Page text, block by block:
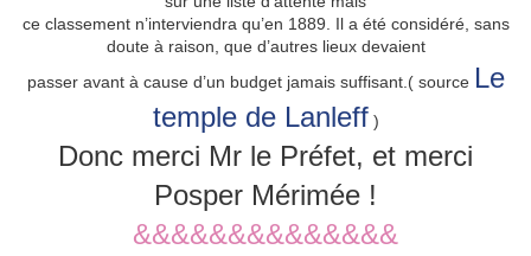
ce classement n’interviendra qu’en 1889. Il a été considéré, sans
doute à raison, que d’autres lieux devaient
passer avant à cause d’un budget jamais suffisant.( source Le
temple de Lanleff )
Donc merci Mr le Préfet, et merci
Posper Mérimée !
&&&&&&&&&&&&&&